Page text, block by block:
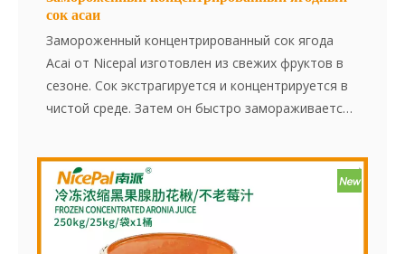
сок асаи
Замороженный концентрированный сок ягода
Acai от Nicepal изготовлен из свежих фруктов в
сезоне. Сок экстрагируется и концентрируется в
чистой среде. Затем он быстро замораживается
от извлечения сока до быстрого замораживания,
завершается в течение 30 минут, что
эффективно сохраняет свежий вкус и содержание
питания в ягода Acai.
Теперь доступны два варианта размера упаковки!